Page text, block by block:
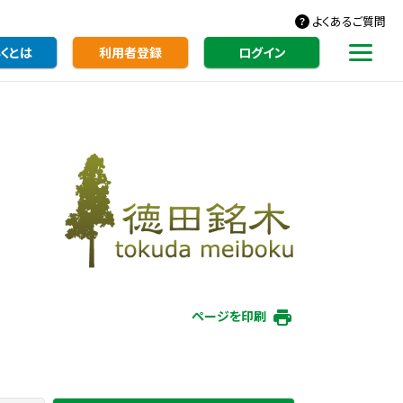
よくあるご質問
とは 利用者登録 ログイン
ページを印刷